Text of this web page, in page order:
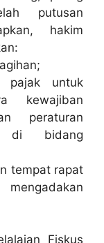
putusan
hakim
pajak untuk
kewajiban
peraturan
di bidang
tempat rapat
Fiskus